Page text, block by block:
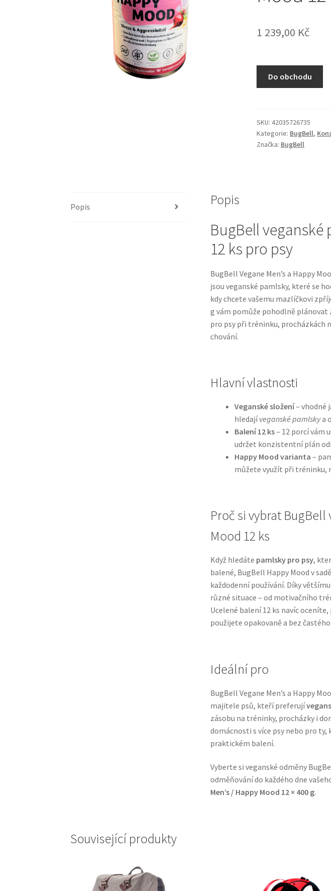
1 239,00 Kč
Do obchodu
SKU:42035726735
Kategorie: BugBell,
Značka: BugBell
Popis Popis
BugBell veganské
12 ks pro psy
BugBell Vegane Men’s a Happy
jsou veganské pamlsky, které se
kdy chcete vašemu mazlíčkovi
g vám pomůže pohodlně
pro psy při tréninku, procházkách
chování.
Hlavní vlastnosti
Veganské složení– vhodné
hledajíveganské pamlskya
Balení 12 ks– 12 porcí vám
udržet konzistentní plán
Happy Mood varianta –
můžete využít při tréninku,
Proč si vybrat
Mood 12 ks
Když hledáte pamlsky pro psy,
balené, BugBell Happy Mood v sadě
každodenní používání. Díky
různé situace – od motivačního
Ucelené balení 12 ks navíc
použijete opakovaně a bez
Ideální pro
BugBell Vegane Men’s a Happy
majitele psů, kteří preferují
zásobu na tréninky, procházky i
domácnosti s více psy nebo pro
praktickém balení.
Vyberte si veganské odměny
odměňování do každého dne
Men’s / Happy Mood 12 × 400 g.
Související produkty